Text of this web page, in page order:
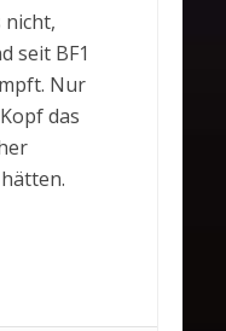
nicht,
seit BF1
Nur
das